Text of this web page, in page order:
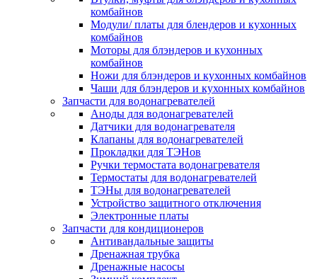
комбайнов
Модули/ платы для блендеров и кухонных
комбайнов
Моторы для блэндеров и кухонных
комбайнов
Ножи для блэндеров и кухонных комбайнов
Чаши для блэндеров и кухонных комбайнов
Запчасти для водонагревателей
Аноды для водонагревателей
Датчики для водонагревателя
Клапаны для водонагревателей
Прокладки для ТЭНов
Ручки термостата водонагревателя
Термостаты для водонагревателей
ТЭНы для водонагревателей
Устройство защитного отключения
Электронные платы
Запчасти для кондиционеров
Антивандальные защиты
Дренажная трубка
Дренажные насосы